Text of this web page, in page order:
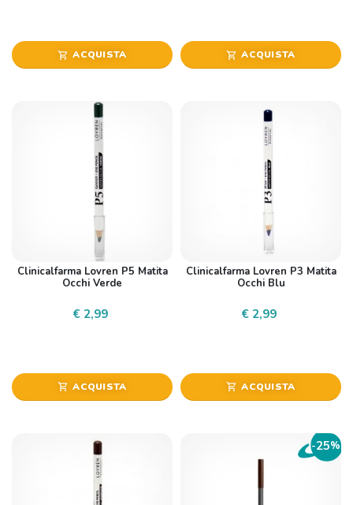
shopping_cart ACQUISTA shopping_cart ACQUISTA
Clinicalfarma Lovren P5 Matita
Occhi Verde
€ 2,99
shopping_cart ACQUISTA
Clinicalfarma Lovren P3 Matita
Occhi Blu
€ 2,99
shopping_cart ACQUISTA
-25%